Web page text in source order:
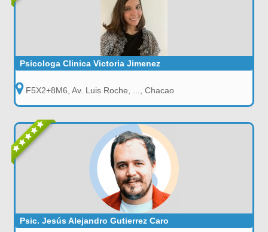
Psicologa Clinica Victoria Jimenez
F5X2+8M6, Av. Luis Roche, ..., Chacao
Psic. Jesús Alejandro Gutierrez Caro